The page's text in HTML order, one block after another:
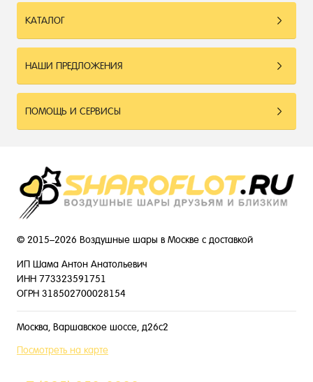
КАТАЛОГ
НАШИ ПРЕДЛОЖЕНИЯ
ПОМОЩЬ И СЕРВИСЫ
© 2015–2026 Воздушные шары в Москве с доставкой
ИП Шама Антон Анатольевич
ИНН 773323591751
ОГРН 318502700028154
Москва, Варшавское шоссе, д26с2
Посмотреть на карте